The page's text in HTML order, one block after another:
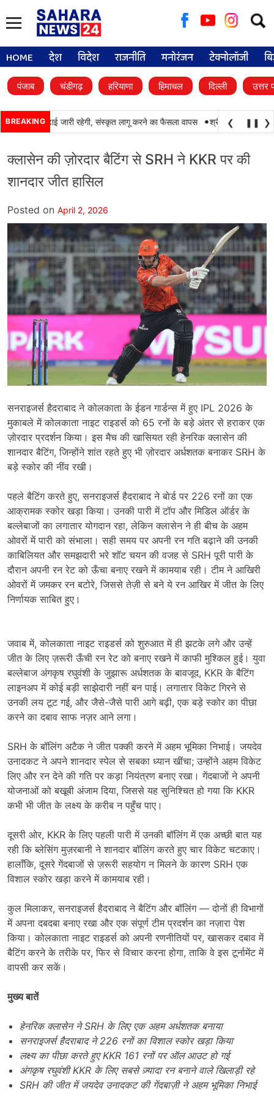
for:
HOME देश विदेश राजनीति मनोरंजन टेक्नोलॉजी
पंजाब चंडीगढ़ हरियाणा हिमाचल दिल्ली उत्तर
BREAKINGकी पढ़ाई जारी रहेगी, संस्कृत लागू करने का फैसला वापस • श्री गुरु हरिकृष्ण
❮ ❚❚ ❯
क्लासेन की ज़ोरदार बैटिंग से SRH ने KKR पर की
शानदार जीत हासिल
Posted on April 2, 2026
सनराइजर्स हैदराबाद ने कोलकाता के ईडन गार्डन्स में हुए IPL 2026 के
मुकाबले में कोलकाता नाइट राइडर्स को 65 रनों के बड़े अंतर से हराकर एक
ज़ोरदार प्रदर्शन किया। इस मैच की खासियत रही हेनरिक क्लासेन की
शानदार बैटिंग, जिन्होंने शांत रहते हुए भी ज़ोरदार अर्धशतक बनाकर SRH के
बड़े स्कोर की नींव रखी।
पहले बैटिंग करते हुए, सनराइजर्स हैदराबाद ने बोर्ड पर 226 रनों का एक
आक्रामक स्कोर खड़ा किया। उनकी पारी में टॉप और मिडिल ऑर्डर के
बल्लेबाजों का लगातार योगदान रहा, लेकिन क्लासेन ने ही बीच के अहम
ओवरों में पारी को संभाला। सही समय पर अपनी रन गति बढ़ाने की उनकी
काबिलियत और समझदारी भरे शॉट चयन की वजह से SRH पूरी पारी के
दौरान अपनी रन रेट को ऊँचा बनाए रखने में कामयाब रही। टीम ने आखिरी
ओवरों में जमकर रन बटोरे, जिससे तेज़ी से बने ये रन आखिर में जीत के लिए
निर्णायक साबित हुए।
जवाब में, कोलकाता नाइट राइडर्स को शुरुआत में ही झटके लगे और उन्हें
जीत के लिए ज़रूरी ऊँची रन रेट को बनाए रखने में काफी मुश्किल हुई। युवा
बल्लेबाज अंगकृष रघुवंशी के जुझारू अर्धशतक के बावजूद, KKR के बैटिंग
लाइनअप में कोई बड़ी साझेदारी नहीं बन पाई। लगातार विकेट गिरने से
उनकी लय टूट गई, और जैसे-जैसे पारी आगे बढ़ी, एक बड़े स्कोर का पीछा
करने का दबाव साफ नज़र आने लगा।
SRH के बॉलिंग अटैक ने जीत पक्की करने में अहम भूमिका निभाई। जयदेव
उनादकट ने अपने शानदार स्पेल से सबका ध्यान खींचा; उन्होंने अहम विकेट
लिए और रन देने की गति पर कड़ा नियंत्रण बनाए रखा। गेंदबाजों ने अपनी
योजनाओं को बखूबी अंजाम दिया, जिससे यह सुनिश्चित हो गया कि KKR
कभी भी जीत के लक्ष्य के करीब न पहुँच पाए।
दूसरी ओर, KKR के लिए पहली पारी में उनकी बॉलिंग में एक अच्छी बात यह
रही कि ब्लेसिंग मुज़रबानी ने शानदार बॉलिंग करते हुए चार विकेट चटकाए।
हालाँकि, दूसरे गेंदबाजों से ज़रूरी सहयोग न मिलने के कारण SRH एक
विशाल स्कोर खड़ा करने में कामयाब रही।
कुल मिलाकर, सनराइजर्स हैदराबाद ने बैटिंग और बॉलिंग — दोनों ही विभागों
में अपना दबदबा बनाए रखा और एक संपूर्ण टीम प्रदर्शन का नज़ारा पेश
किया। कोलकाता नाइट राइडर्स को अपनी रणनीतियों पर, खासकर दबाव में
बैटिंग करने के तरीके पर, फिर से विचार करना होगा, ताकि वे इस टूर्नामेंट में
वापसी कर सकें।
मुख्य बातें
हेनरिक क्लासेन ने SRH के लिए एक अहम अर्धशतक बनाया
सनराइजर्स हैदराबाद ने 226 रनों का विशाल स्कोर खड़ा किया
लक्ष्य का पीछा करते हुए KKR 161 रनों पर ऑल आउट हो गई
अंगकृष रघुवंशी KKR के लिए सबसे ज़्यादा रन बनाने वाले खिलाड़ी रहे
SRH की जीत में जयदेव उनादकट की गेंदबाज़ी ने अहम भूमिका निभाई